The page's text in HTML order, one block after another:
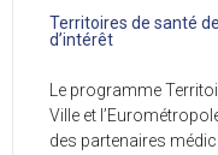
Territoires de santé
d’intérêt
Le programme
Ville et
des partenaires